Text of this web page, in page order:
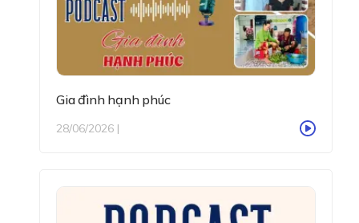
Gia đình hạnh phúc
28/06/2026 |